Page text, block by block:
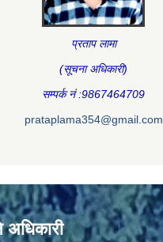
प्रताप लामा
(सूचना अधिकारी)
सम्पर्क नं :9867464709
prataplama354@gmail.com
अधिकारी